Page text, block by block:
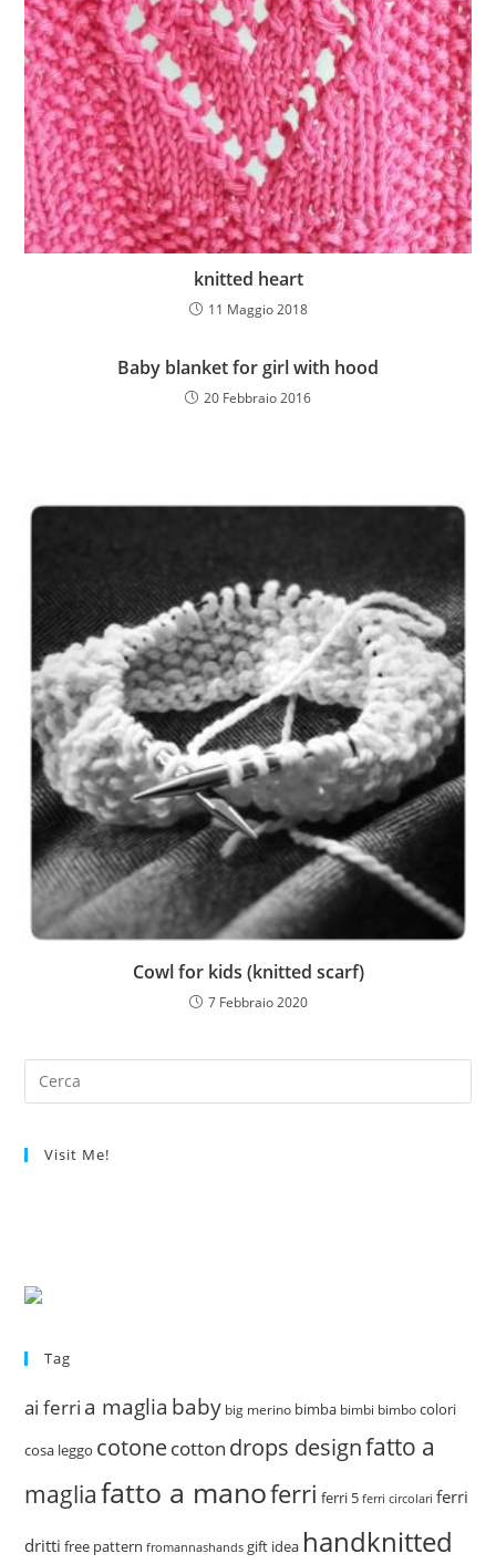
knitted heart
11 Maggio 2018
Baby blanket for girl with hood
20 Febbraio 2016
Cowl for kids (knitted scarf)
7 Febbraio 2020
Visit Me!
Tag
ai ferri a maglia baby big merino bimba bimbi bimbo colori
cosa leggo cotonecotton drops designfatto a
magliafatto a manoferri ferri 5 ferri circolari ferri
dritti free pattern fromannashands gift idea handknitted